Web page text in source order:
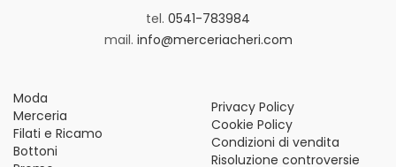
tel. 0541-783984
mail. info@merceriacheri.com
Moda
Merceria
Filati e Ricamo
Bottoni
Privacy Policy
Cookie Policy
Condizioni di vendita
Risoluzione controversie